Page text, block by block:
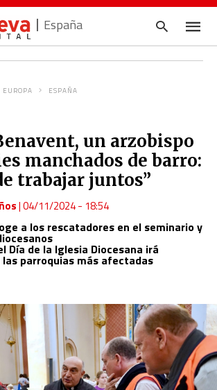
España
y
pulsa
en
EUROPA ESPAÑA
un arzobispo
manchados de barro:
trabajar juntos”
|04/11/2024 - 18:54
a los rescatadores en el seminario y
Día de la Iglesia Diocesana irá
parroquias más afectadas